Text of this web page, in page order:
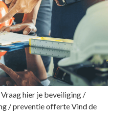
hier je beveiliging /
/ preventie offerte Vind de